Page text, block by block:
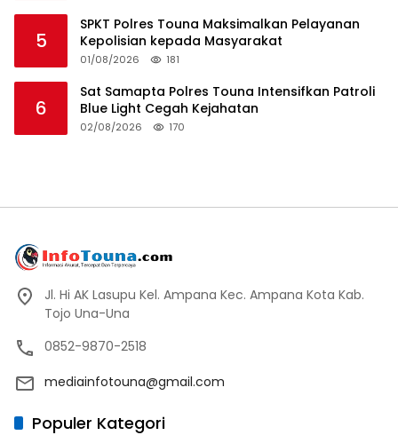
5
SPKT Polres Touna Maksimalkan Pelayanan
Kepolisian kepada Masyarakat
01/08/2026 181
6
Sat Samapta Polres Touna Intensifkan Patroli
Blue Light Cegah Kejahatan
02/08/2026 170
Jl. Hi AK Lasupu Kel. Ampana Kec. Ampana Kota Kab.
Tojo Una-Una
0852-9870-2518
mediainfotouna@gmail.com
Populer Kategori